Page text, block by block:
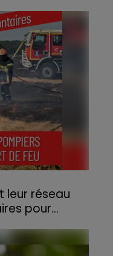
détruit deux
d'une
leur réseau
pour...
d'agriculture
aux